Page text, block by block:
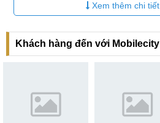
Nếu không hài lòng hoặc phát
Bước 6: Khi đã hài lòng với
Mọi thông tin chi tiết thêm về giá
nhiêu, hay bất kỳ dịch vụsửa
Xem thêm chi
Khách hàng đến với Mobilecity